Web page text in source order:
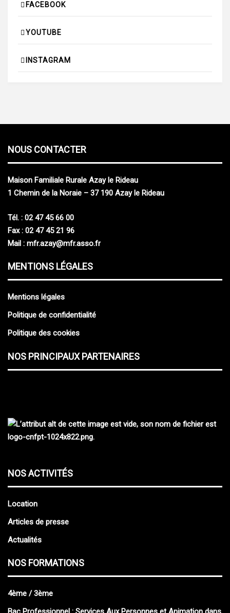
FACEBOOK
YOUTUBE
INSTAGRAM
NOUS CONTACTER
Maison Familiale Rurale Azay le Rideau
1 Chemin de la Noraie – 37 190 Azay le Rideau
Tél. : 02 47 45 66 00
Fax : 02 47 45 21 96
Mail : mfr.azay@mfr.asso.fr
MENTIONS LÉGALES
Mentions légales
Politique de confidentialité
Politique des cookies
NOS PRINCIPAUX PARTENAIRES
NOS ACTIVITÉS
Location
Articles de presse
Actualités
NOS FORMATIONS
4ème / 3ème